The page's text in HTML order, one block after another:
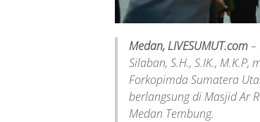
Medan, LIVESUMUT.com–
Silaban, S.H., S.IK.,
Forkopimda Sumatera
berlangsung di Masjid Ar
Medan Tembung.